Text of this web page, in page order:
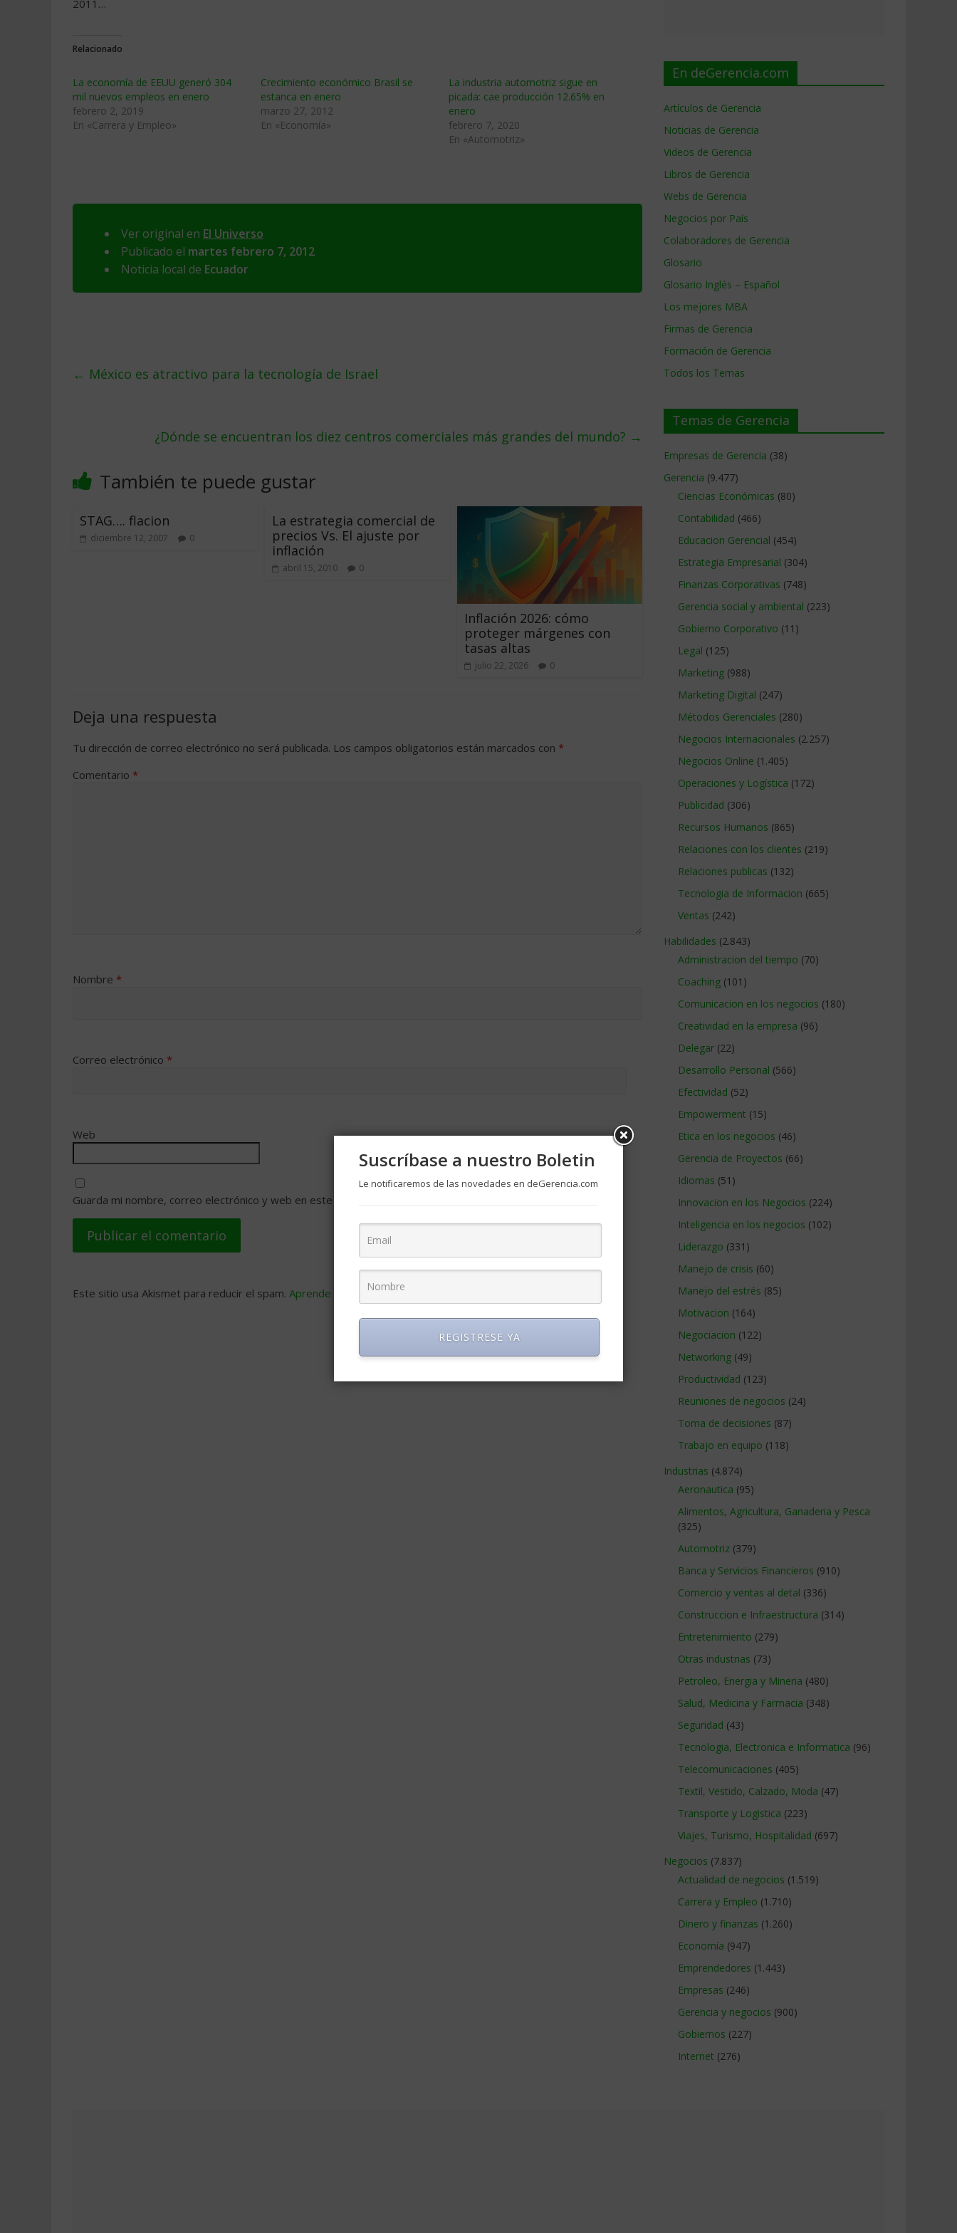
2011…
Relacionado
La economía de EEUU generó 304
mil nuevos empleos en enero
febrero 2, 2019
En «Carrera y Empleo»
Crecimiento económico Brasil se
estanca en enero
marzo 27, 2012
En «Economía»
La industria automotriz sigue en
picada: cae producción 12.65% en
enero
febrero 7, 2020
En «Automotriz»
Ver original en El Universo
Publicado el martes febrero 7, 2012
Noticia local de Ecuador
← México es atractivo para la tecnología de Israel
¿Dónde se encuentran los diez centros comerciales más grandes del mundo? →
También te puede gustar
STAG…. flacion
diciembre 12, 2007 0
La estrategia comercial de
precios Vs. El ajuste por
inflación
abril 15, 2010 0
Inflación 2026: cómo
proteger márgenes con
tasas altas
julio 22, 2026 0
Deja una respuesta
Tu dirección de correo electrónico no será publicada. Los campos obligatorios están marcados con *
Comentario *
Nombre *
Correo electrónico *
Web
Guarda mi nombre, correo electrónico y web en este navegador para la próxima vez que comente.
Este sitio usa Akismet para reducir el spam. Aprende cómo se procesan los datos de tus comentarios
En deGerencia.com
Artículos de Gerencia
Noticias de Gerencia
Videos de Gerencia
Libros de Gerencia
Webs de Gerencia
Negocios por País
Colaboradores de Gerencia
Glosario
Glosario Inglés – Español
Los mejores MBA
Firmas de Gerencia
Formación de Gerencia
Todos los Temas
Temas de Gerencia
Empresas de Gerencia (38)
Gerencia (9.477)
Ciencias Económicas (80)
Contabilidad (466)
Educacion Gerencial (454)
Estrategia Empresarial (304)
Finanzas Corporativas (748)
Gerencia social y ambiental (223)
Gobierno Corporativo (11)
Legal (125)
Marketing (988)
Marketing Digital (247)
Métodos Gerenciales (280)
Negocios Internacionales (2.257)
Negocios Online (1.405)
Operaciones y Logística (172)
Publicidad (306)
Recursos Humanos (865)
Relaciones con los clientes (219)
Relaciones publicas (132)
Tecnologia de Informacion (665)
Ventas (242)
Habilidades (2.843)
Administracion del tiempo (70)
Coaching (101)
Comunicacion en los negocios (180)
Creatividad en la empresa (96)
Delegar (22)
Desarrollo Personal (566)
Efectividad (52)
Empowerment (15)
Etica en los negocios (46)
Gerencia de Proyectos (66)
Idiomas (51)
Innovacion en los Negocios (224)
Inteligencia en los negocios (102)
Liderazgo (331)
Manejo de crisis (60)
Manejo del estrés (85)
Motivacion (164)
Negociacion (122)
Networking (49)
Productividad (123)
Reuniones de negocios (24)
Toma de decisiones (87)
Trabajo en equipo (118)
Industrias (4.874)
Aeronautica (95)
Alimentos, Agricultura, Ganaderia y Pesca
(325)
Automotriz (379)
Banca y Servicios Financieros (910)
Comercio y ventas al detal (336)
Construccion e Infraestructura (314)
Entretenimiento (279)
Otras industrias (73)
Petroleo, Energia y Mineria (480)
Salud, Medicina y Farmacia (348)
Seguridad (43)
Tecnologia, Electronica e Informatica (96)
Telecomunicaciones (405)
Textil, Vestido, Calzado, Moda (47)
Transporte y Logistica (223)
Viajes, Turismo, Hospitalidad (697)
Negocios (7.837)
Actualidad de negocios (1.519)
Carrera y Empleo (1.710)
Dinero y finanzas (1.260)
Economía (947)
Emprendedores (1.443)
Empresas (246)
Gerencia y negocios (900)
Gobiernos (227)
Internet (276)
Suscríbase a nuestro Boletin
Le notificaremos de las novedades en deGerencia.com
REGISTRESE YA